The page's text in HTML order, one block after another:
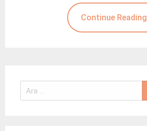
Continue Reading
Arama: